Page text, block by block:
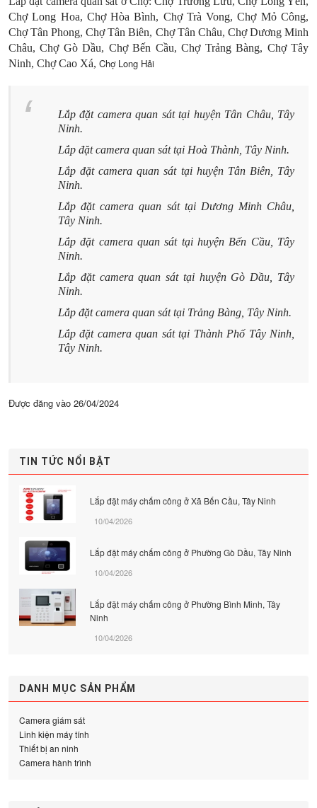
Chợ Long Hoa, Chợ Hòa Bình, Chợ Trà Vong,Chợ Mỏ Công,
Chợ Tân Phong,Chợ Tân Biên, Chợ Tân Châu, Chợ Dương Minh
Châu,Chợ Gò Dầu, Chợ Bến Cầu,Chợ Trảng Bàng, Chợ Tây
Ninh, Chợ Cao Xá, Chợ Long Hải
Lắp đặt camera quan sát tại huyện Tân Châu, Tây
Ninh.
Lắp đặt camera quan sát tại Hoà Thành, Tây Ninh.
Lắp đặt camera quan sát tại huyện Tân Biên, Tây
Ninh.
Lắp đặt camera quan sát tại Dương Minh Châu,
Tây Ninh.
Lắp đặt camera quan sát tại huyện Bến Cầu, Tây
Ninh.
Lắp đặt camera quan sát tại huyện Gò Dầu, Tây
Ninh.
Lắp đặt camera quan sát tại Trảng Bàng, Tây Ninh.
Lắp đặt camera quan sát tại Thành Phố Tây Ninh,
Tây Ninh.
Được đăng vào 26/04/2024
TIN TỨC NỔI BẬT
Lắp đặt máy chấm công ở Xã Bến Cầu, Tây Ninh
10/04/2026
Lắp đặt máy chấm công ở Phường Gò Dầu, Tây Ninh
10/04/2026
Lắp đặt máy chấm công ở Phường Bình Minh, Tây
Ninh
10/04/2026
DANH MỤC SẢN PHẨM
Camera giám sát
Linh kiện máy tính
Thiết bị an ninh
Camera hành trình